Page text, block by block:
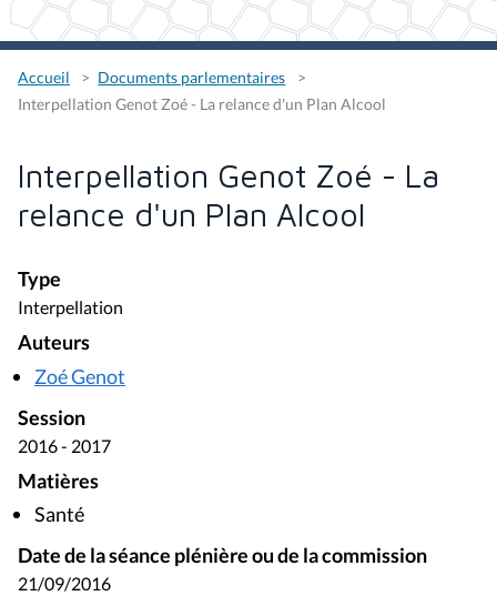
Accueil
Documents parlementaires
Interpellation Genot Zoé - La relance d'un Plan Alcool
Interpellation Genot Zoé - La
relance d'un Plan Alcool
Type
Interpellation
Auteurs
Zoé Genot
Session
2016 - 2017
Matières
Santé
Date de la séance plénière ou de la commission
21/09/2016